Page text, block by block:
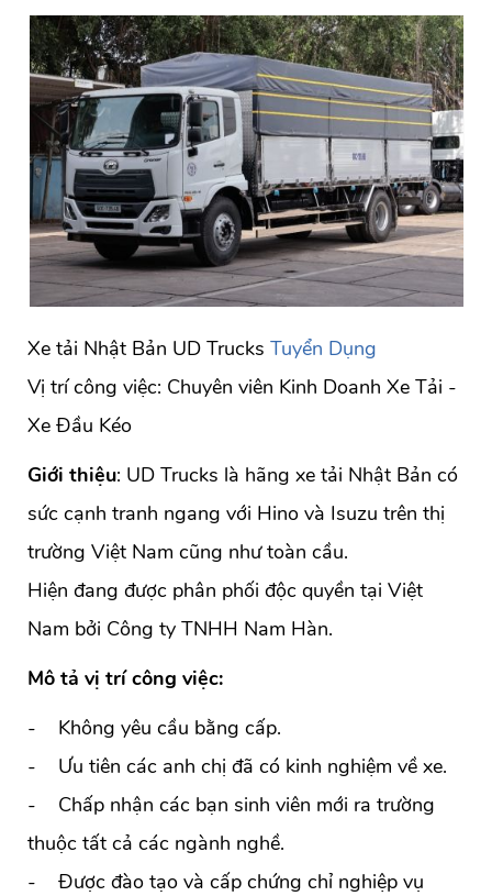
Xe tải Nhật Bản UD Trucks Tuyển Dụng
Vị trí công việc: Chuyên viên Kinh Doanh Xe Tải -
Xe Đầu Kéo
Giới thiệu: UD Trucks là hãng xe tải Nhật Bản có
sức cạnh tranh ngang với Hino và Isuzu trên thị
trường Việt Nam cũng như toàn cầu.
Hiện đang được phân phối độc quyền tại Việt
Nam bởi Công ty TNHH Nam Hàn.
Mô tả vị trí công việc:
- Không yêu cầu bằng cấp.
- Ưu tiên các anh chị đã có kinh nghiệm về xe.
- Chấp nhận các bạn sinh viên mới ra trường
thuộc tất cả các ngành nghề.
- Được đào tạo và cấp chứng chỉ nghiệp vụ